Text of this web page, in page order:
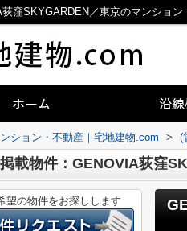
窪SKYGARDEN／東京のマンショ
ション・不動産｜宅地建物.com > (
載物件：GENOVIA荻窪
望の物件をお探しします